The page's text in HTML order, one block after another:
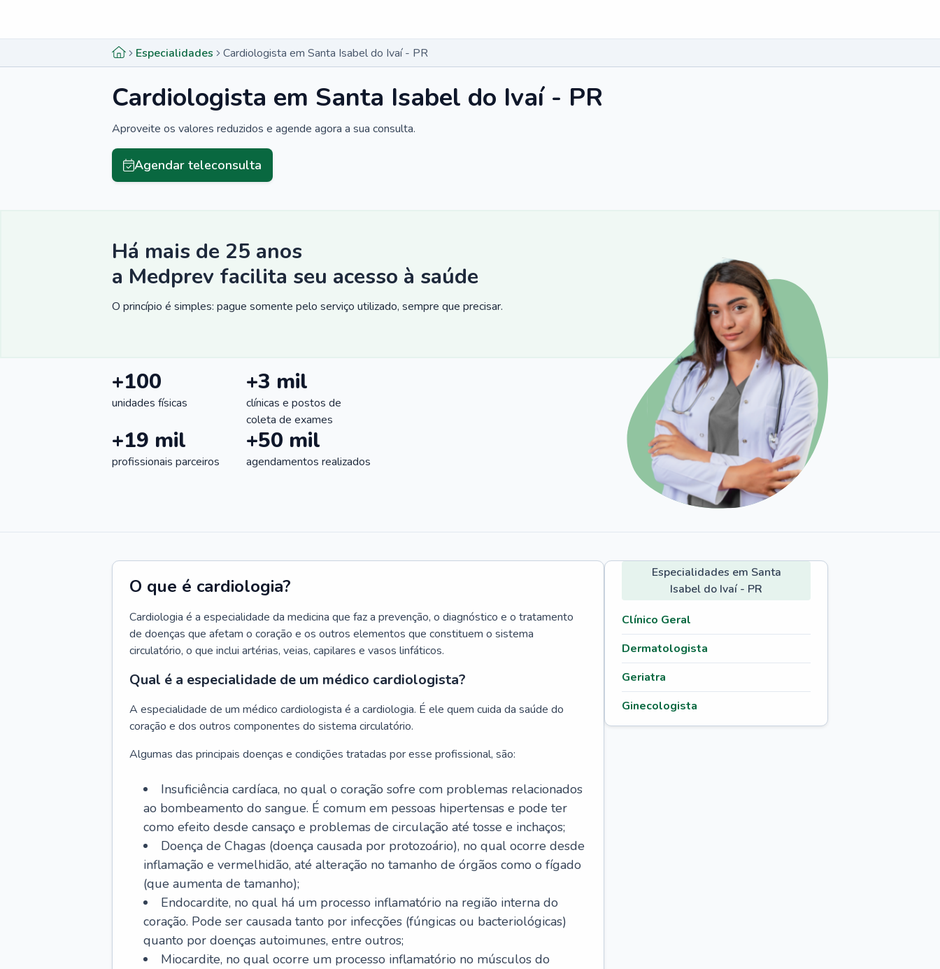
Especialidades Cardiologista em Santa Isabel do Ivaí - PR
Cardiologista em Santa Isabel do Ivaí - PR
Aproveite os valores reduzidos e agende agora a sua consulta.
Agendar teleconsulta
Há mais de 25 anos
a Medprev facilita seu acesso à saúde
O princípio é simples: pague somente pelo serviço utilizado, sempre que precisar.
+100
unidades físicas
+3 mil
clínicas e postos de
coleta de exames
+19 mil
profissionais parceiros
+50 mil
agendamentos realizados
O que é cardiologia?
Cardiologia é a especialidade da medicina que faz a prevenção, o diagnóstico e o tratamento
de doenças que afetam o coração e os outros elementos que constituem o sistema
circulatório, o que inclui artérias, veias, capilares e vasos linfáticos.
Qual é a especialidade de um médico cardiologista?
A especialidade de um médico cardiologista é a cardiologia. É ele quem cuida da saúde do
coração e dos outros componentes do sistema circulatório.
Algumas das principais doenças e condições tratadas por esse profissional, são:
Insuficiência cardíaca, no qual o coração sofre com problemas relacionados
ao bombeamento do sangue. É comum em pessoas hipertensas e pode ter
como efeito desde cansaço e problemas de circulação até tosse e inchaços;
Doença de Chagas (doença causada por protozoário), no qual ocorre desde
inflamação e vermelhidão, até alteração no tamanho de órgãos como o fígado
(que aumenta de tamanho);
Endocardite, no qual há um processo inflamatório na região interna do
coração. Pode ser causada tanto por infecções (fúngicas ou bacteriológicas)
quanto por doenças autoimunes, entre outros;
Miocardite, no qual ocorre um processo inflamatório no músculos do
Especialidades em Santa
Isabel do Ivaí - PR
Clínico Geral
Dermatologista
Geriatra
Ginecologista